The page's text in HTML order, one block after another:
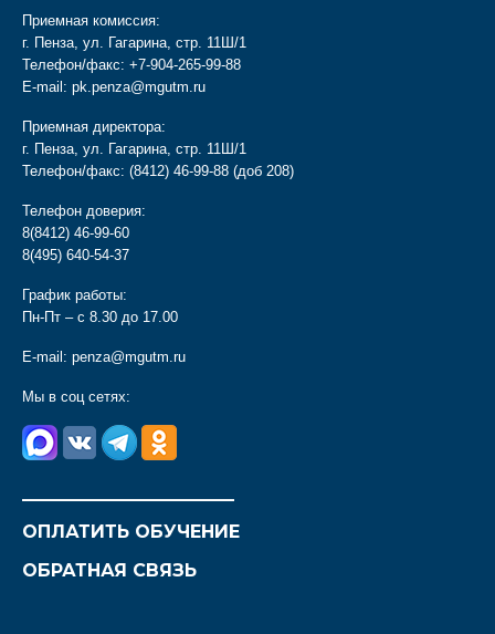
Приемная комиссия:
г. Пенза, ул. Гагарина, стр. 11Ш/1
Телефон/факс: +7-904-265-99-88
E-mail: pk.penza@mgutm.ru
Приемная директора:
г. Пенза, ул. Гагарина, стр. 11Ш/1
Телефон/факс: (8412) 46-99-88 (доб 208)
Телефон доверия:
8(8412) 46-99-60
8(495) 640-54-37
График работы:
Пн-Пт – с 8.30 до 17.00
E-mail: penza@mgutm.ru
Мы в соц сетях:
ОПЛАТИТЬ ОБУЧЕНИЕ
ОБРАТНАЯ СВЯЗЬ